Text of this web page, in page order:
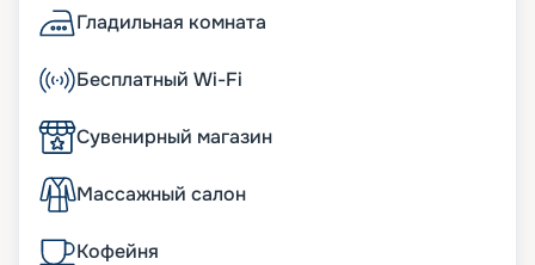
Гладильная комната
Бесплатный Wi-Fi
Сувенирный магазин
Массажный салон
Кофейня